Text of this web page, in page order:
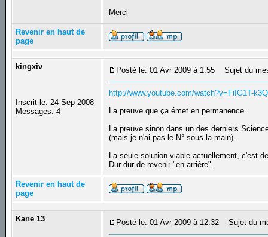
Merci
Revenir en haut de
page
kingxiv
Inscrit le: 24 Sep 2008
Messages: 4
Posté le: 01 Avr 2009 à 1:55 Sujet du
http://www.youtube.com/watch?v=FiIG1T-
La preuve que ça émet en permanence.
La preuve sinon dans un des derniers
(mais je n'ai pas le N° sous la main).
La seule solution viable actuellement, c'est
Dur dur de revenir "en arrière".
Revenir en haut de
page
Kane 13 Posté le: 01 Avr 2009 à 12:32 Sujet du